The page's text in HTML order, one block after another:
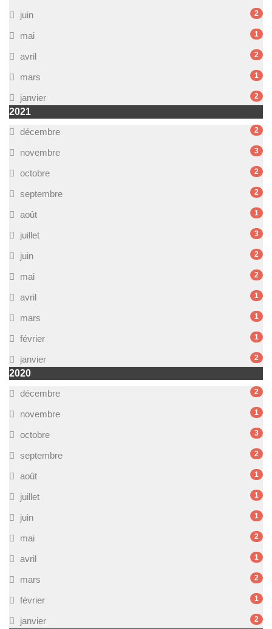
juin 2
mai 1
avril 2
mars 1
janvier 2
2021
décembre
2
novembre 3
octobre 2
septembre 2
août 1
juillet 3
juin 2
mai 2
avril 1
mars 1
février 1
janvier 2
2020
décembre
2
novembre 1
octobre 3
septembre 2
août 1
juillet 1
juin 1
mai 2
avril 1
mars 2
février 1
janvier 2